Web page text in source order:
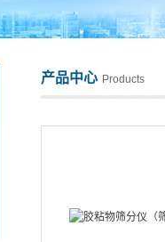
产品中心 Products